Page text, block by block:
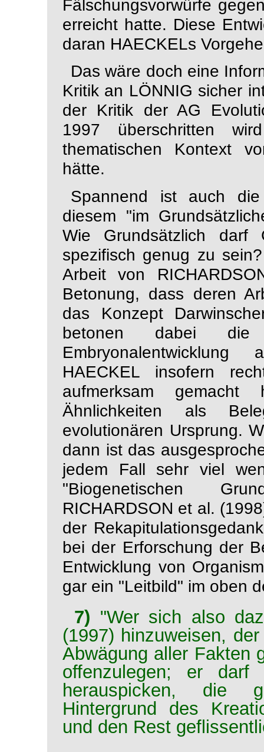
Fälschungsvorwürfe
erreicht hatte. Diese
daran HAECKELs
Das wäre doch eine
Kritik an LÖNNIG sicher
der Kritik der AG
1997 überschritten
thematischen Kontext
hätte.
Spannend ist auch
diesem "im
Wie Grundsätzlich darf
spezifisch genug zu
Arbeit von
Betonung, dass deren
das Konzept
betonen dabei die
HAECKEL insofern
aufmerksam
Ähnlichkeiten als
evolutionären Ursprung.
dann ist das
jedem Fall sehr viel
"Biogenetischen
RICHARDSON et al.
der
bei der Erforschung der
Entwicklung von
gar ein "Leitbild" im oben
7) "Wer sich also
(1997) hinzuweisen,
Abwägung aller Fakten
offenzulegen; er
herauspicken, die
Hintergrund des
und den Rest